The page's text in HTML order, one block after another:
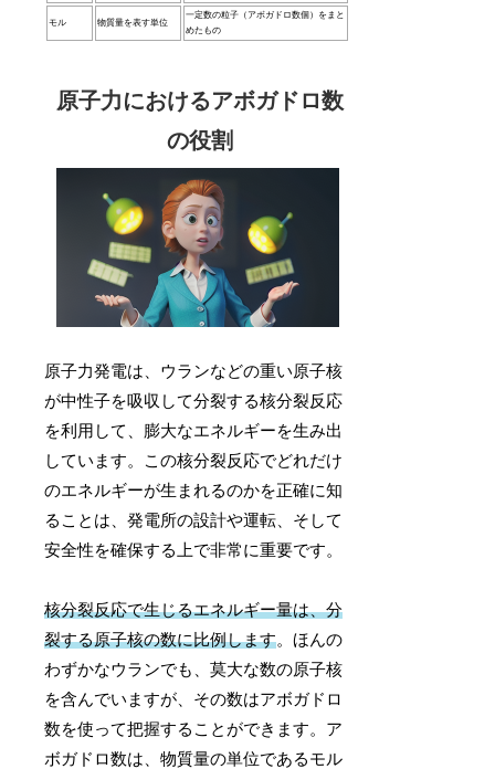
モル 物質量を表す単位
一定数の粒子（アボガドロ数個）をまと
めたもの
原子力におけるアボガドロ数
の役割
原子力発電は、ウランなどの重い原子核
が中性子を吸収して分裂する核分裂反応
を利用して、膨大なエネルギーを生み出
しています。この核分裂反応でどれだけ
のエネルギーが生まれるのかを正確に知
ることは、発電所の設計や運転、そして
安全性を確保する上で非常に重要です。
核分裂反応で生じるエネルギー量は、分
裂する原子核の数に比例します。ほんの
わずかなウランでも、莫大な数の原子核
を含んでいますが、その数はアボガドロ
数を使って把握することができます。ア
ボガドロ数は、物質量の単位であるモル